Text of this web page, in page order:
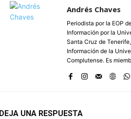
Andrés Chaves
Periodista por la EOP
Información por la
Santa Cruz de
Información de la
Complutense. Es
DEJA UNA RESPUESTA